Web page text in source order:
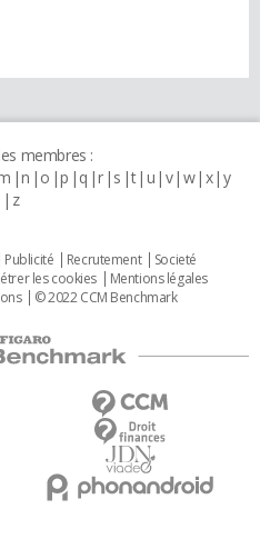
membres :
n o p q r s t u v w x y
z
Publicité Recrutement
Societé
les cookies
Mentions légales
© 2022 CCM Benchmark